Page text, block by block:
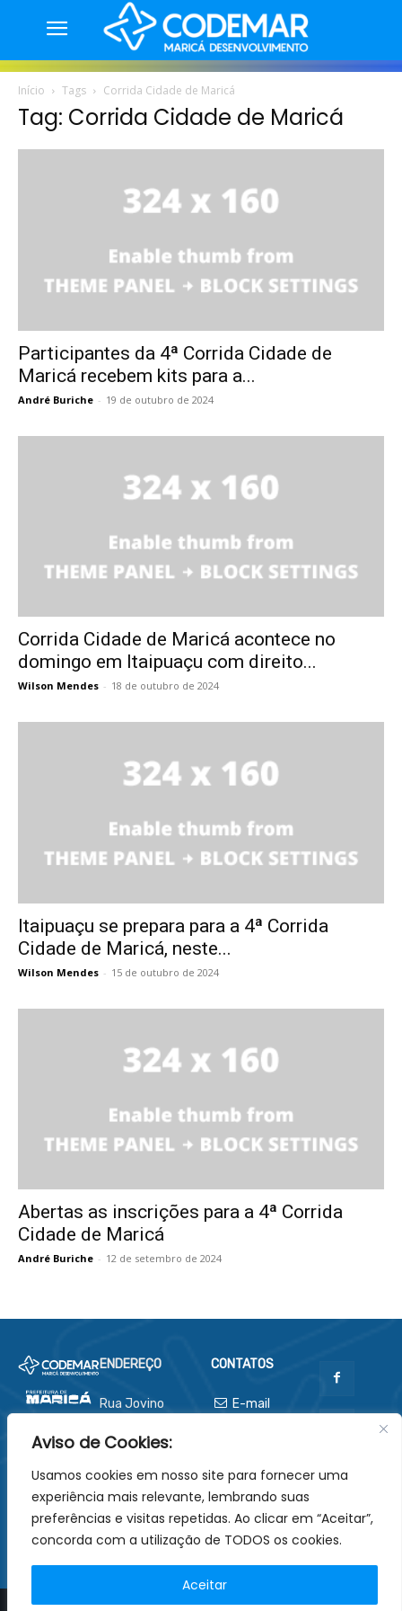
Aviso de Cookies:
Usamos cookies em nosso site para fornecer uma
experiência mais relevante, lembrando suas
preferências e visitas repetidas. Ao clicar em “Aceitar”,
concorda com a utilização de TODOS os cookies.
Aceitar
Início Tags Corrida Cidade de Maricá
Tag: Corrida Cidade de Maricá
Participantes da 4ª Corrida Cidade de
Maricá recebem kits para a...
André Buriche - 19 de outubro de 2024
Corrida Cidade de Maricá acontece no
domingo em Itaipuaçu com direito...
Wilson Mendes - 18 de outubro de 2024
Itaipuaçu se prepara para a 4ª Corrida
Cidade de Maricá, neste...
Wilson Mendes - 15 de outubro de 2024
Abertas as inscrições para a 4ª Corrida
Cidade de Maricá
André Buriche - 12 de setembro de 2024
ENDEREÇO
Rua Jovino
Oliveira, nº
Centro -
Maricá - RJ
CEP 24901-
130
CONTATOS
E-mail
© Copyright - Desenvolvido por1MD.